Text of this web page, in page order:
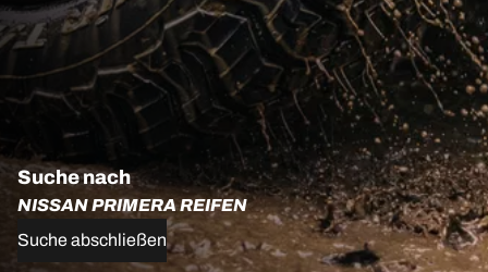
Suche nach
NISSAN PRIMERA REIFEN
Suche abschließen